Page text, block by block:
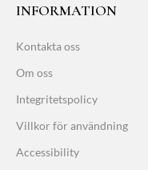
INFORMATION
Kontakta oss
Om oss
Integritetspolicy
Villkor för användning
Accessibility